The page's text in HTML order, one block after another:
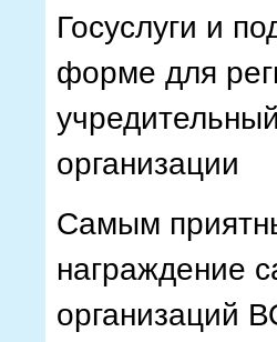
Госуслуги и
форме для
организации
Самым
награждение
организаций